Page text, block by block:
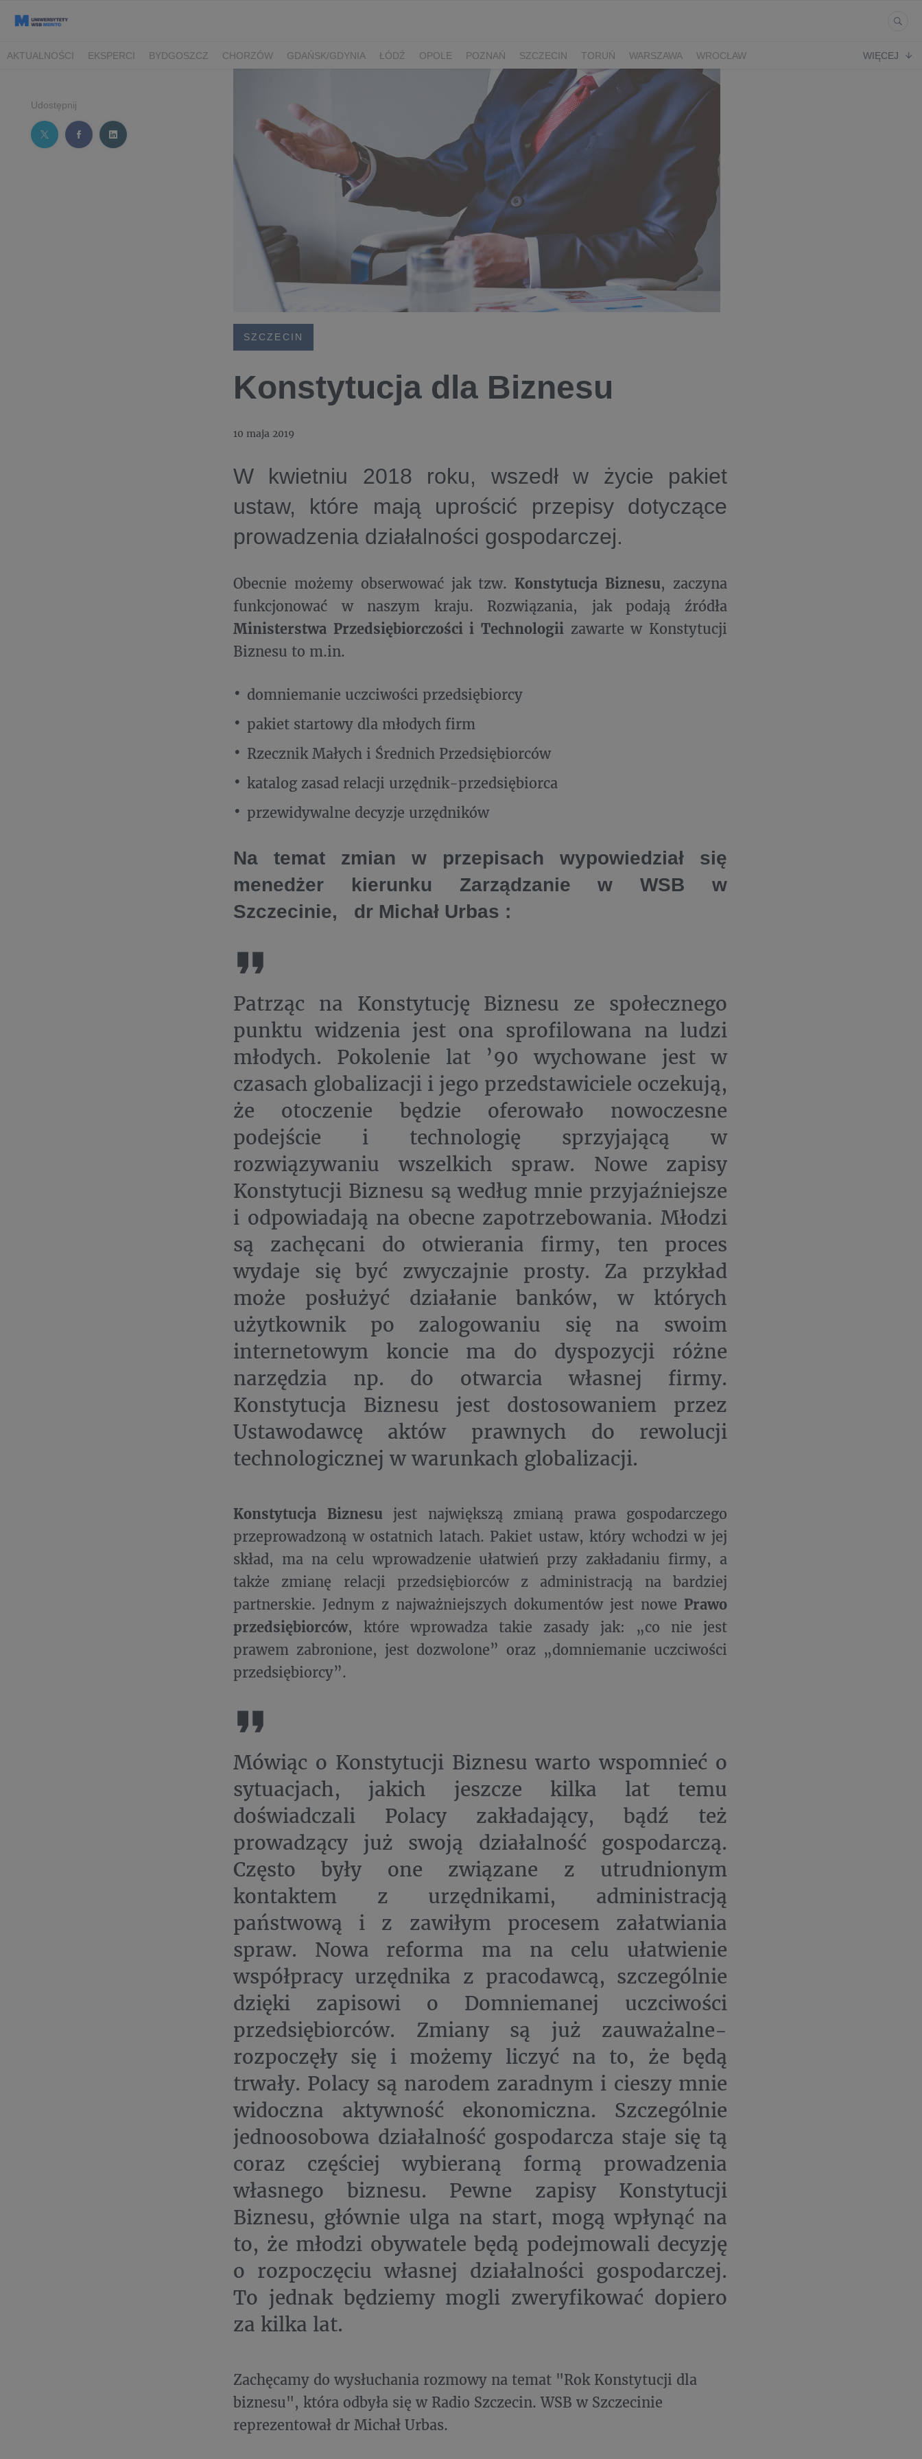
AKTUALNOŚCI EKSPERCI BYDGOSZCZ CHORZÓW GDAŃSK/GDYNIA ŁÓDŹ OPOLE POZNAŃ SZCZECIN TORUŃ WARSZAWA
WROCŁAW
WIĘCEJ
Udostępnij
SZCZECIN
Konstytucja dla Biznesu
10 maja 2019
W kwietniu 2018 roku, wszedł w życie pakiet
ustaw, które mają uprościć przepisy dotyczące
prowadzenia działalności gospodarczej.
Obecnie możemy obserwować jak tzw. Konstytucja Biznesu, zaczyna
funkcjonować w naszym kraju. Rozwiązania, jak podają źródła
Ministerstwa Przedsiębiorczości i Technologii zawarte w Konstytucji
Biznesu to m.in.
domniemanie uczciwości przedsiębiorcy
pakiet startowy dla młodych firm
Rzecznik Małych i Średnich Przedsiębiorców
katalog zasad relacji urzędnik-przedsiębiorca
przewidywalne decyzje urzędników
Na temat zmian w przepisach wypowiedział się
menedżer kierunku Zarządzanie w WSB w
Szczecinie, dr Michał Urbas :
Patrząc na Konstytucję Biznesu ze społecznego
punktu widzenia jest ona sprofilowana na ludzi
młodych. Pokolenie lat ’90 wychowane jest w
czasach globalizacji i jego przedstawiciele oczekują,
że otoczenie będzie oferowało nowoczesne
podejście i technologię sprzyjającą w
rozwiązywaniu wszelkich spraw. Nowe zapisy
Konstytucji Biznesu są według mnie przyjaźniejsze
i odpowiadają na obecne zapotrzebowania. Młodzi
są zachęcani do otwierania firmy, ten proces
wydaje się być zwyczajnie prosty. Za przykład
może posłużyć działanie banków, w których
użytkownik po zalogowaniu się na swoim
internetowym koncie ma do dyspozycji różne
narzędzia np. do otwarcia własnej firmy.
Konstytucja Biznesu jest dostosowaniem przez
Ustawodawcę aktów prawnych do rewolucji
technologicznej w warunkach globalizacji.
Konstytucja Biznesu jest największą zmianą prawa gospodarczego
przeprowadzoną w ostatnich latach. Pakiet ustaw, który wchodzi w jej
skład, ma na celu wprowadzenie ułatwień przy zakładaniu firmy, a
także zmianę relacji przedsiębiorców z administracją na bardziej
partnerskie. Jednym z najważniejszych dokumentów jest nowe Prawo
przedsiębiorców, które wprowadza takie zasady jak: „co nie jest
prawem zabronione, jest dozwolone” oraz „domniemanie uczciwości
przedsiębiorcy”.
Mówiąc o Konstytucji Biznesu warto wspomnieć o
sytuacjach, jakich jeszcze kilka lat temu
doświadczali Polacy zakładający, bądź też
prowadzący już swoją działalność gospodarczą.
Często były one związane z utrudnionym
kontaktem z urzędnikami, administracją
państwową i z zawiłym procesem załatwiania
spraw. Nowa reforma ma na celu ułatwienie
współpracy urzędnika z pracodawcą, szczególnie
dzięki zapisowi o Domniemanej uczciwości
przedsiębiorców. Zmiany są już zauważalne-
rozpoczęły się i możemy liczyć na to, że będą
trwały. Polacy są narodem zaradnym i cieszy mnie
widoczna aktywność ekonomiczna. Szczególnie
jednoosobowa działalność gospodarcza staje się tą
coraz częściej wybieraną formą prowadzenia
własnego biznesu. Pewne zapisy Konstytucji
Biznesu, głównie ulga na start, mogą wpłynąć na
to, że młodzi obywatele będą podejmowali decyzję
o rozpoczęciu własnej działalności gospodarczej.
To jednak będziemy mogli zweryfikować dopiero
za kilka lat.
Zachęcamy do wysłuchania rozmowy na temat "Rok Konstytucji dla
biznesu", która odbyła się w Radio Szczecin. WSB w Szczecinie
reprezentował dr Michał Urbas.